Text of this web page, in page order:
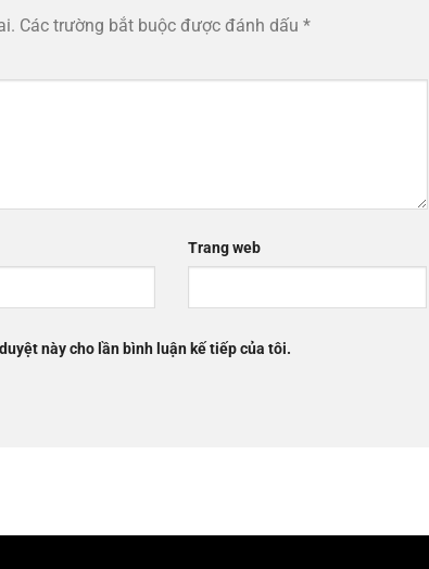
Các trường bắt buộc được đánh dấu *
Trang web
này cho lần bình luận kế tiếp của tôi.